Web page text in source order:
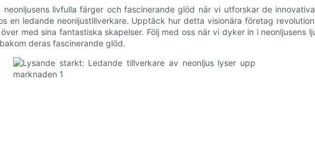
livfulla färger och fascinerande glöd när vi utforskar de
en ledande neonljustillverkare. Upptäck hur detta visionära företag
med sina fantastiska skapelser. Följ med oss ​​när vi dyker in i neonljusens
deras fascinerande glöd.